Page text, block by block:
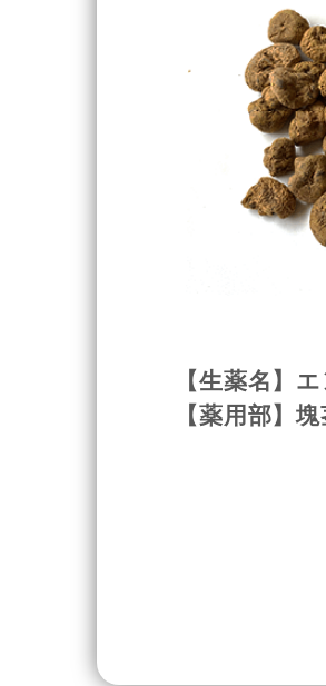
【生薬名】
【薬用部】